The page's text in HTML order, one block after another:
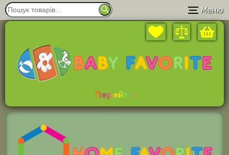
Меню
Перейти